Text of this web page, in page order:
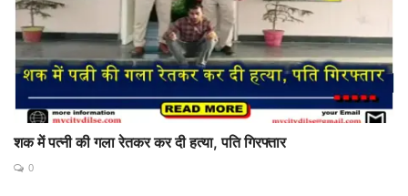
शक में पत्नी की गला रेतकर कर दी हत्या, पति गिरफ्तार
0